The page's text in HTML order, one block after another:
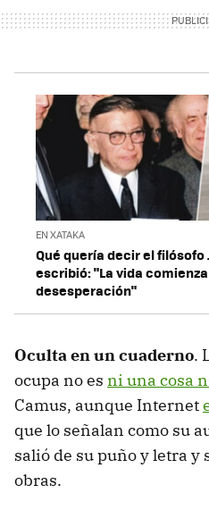
EN XATAKA
Qué quería decir el
escribió: "La vida
desesperación"
Oculta en un cuaderno.
ocupa no es ni una cosa
Camus, aunque Internet
que lo señalan como su
salió de su puño y letra y
obras.